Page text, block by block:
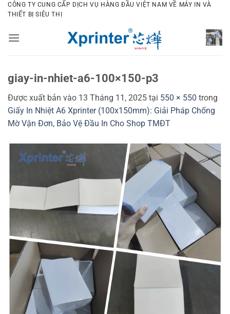
Bỏ
qua
dung
CÔNG TY CUNG CẤP DỊCH VỤ HÀNG ĐẦU VIỆT NAM VỀ MÁY IN VÀ
THIẾT BỊ SIÊU THỊ
giay-in-nhiet-a6-100×150-p3
Được xuất bản vào 13 Tháng 11, 2025 tại 550 × 550 trong
Giấy In Nhiệt A6 Xprinter (100x150mm): Giải Pháp Chống
Mờ Vận Đơn, Bảo Vệ Đầu In Cho Shop TMĐT